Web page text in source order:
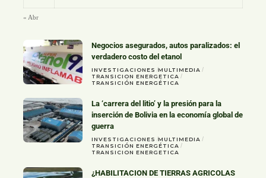
« Abr
Negocios asegurados, autos paralizados: el
verdadero costo del etanol
INVESTIGACIONES
MULTIMEDIA
TRANSICION ENERGETICA
TRANSICIÓN ENERGÉTICA
La ‘carrera del litio’ y la presión para la
inserción de Bolivia en la economía global de
guerra
INVESTIGACIONES
MULTIMEDIA
TRANSICIÓN ENERGÉTICA
TRANSICION ENERGETICA
¿HABILITACION DE TIERRAS AGRICOLAS